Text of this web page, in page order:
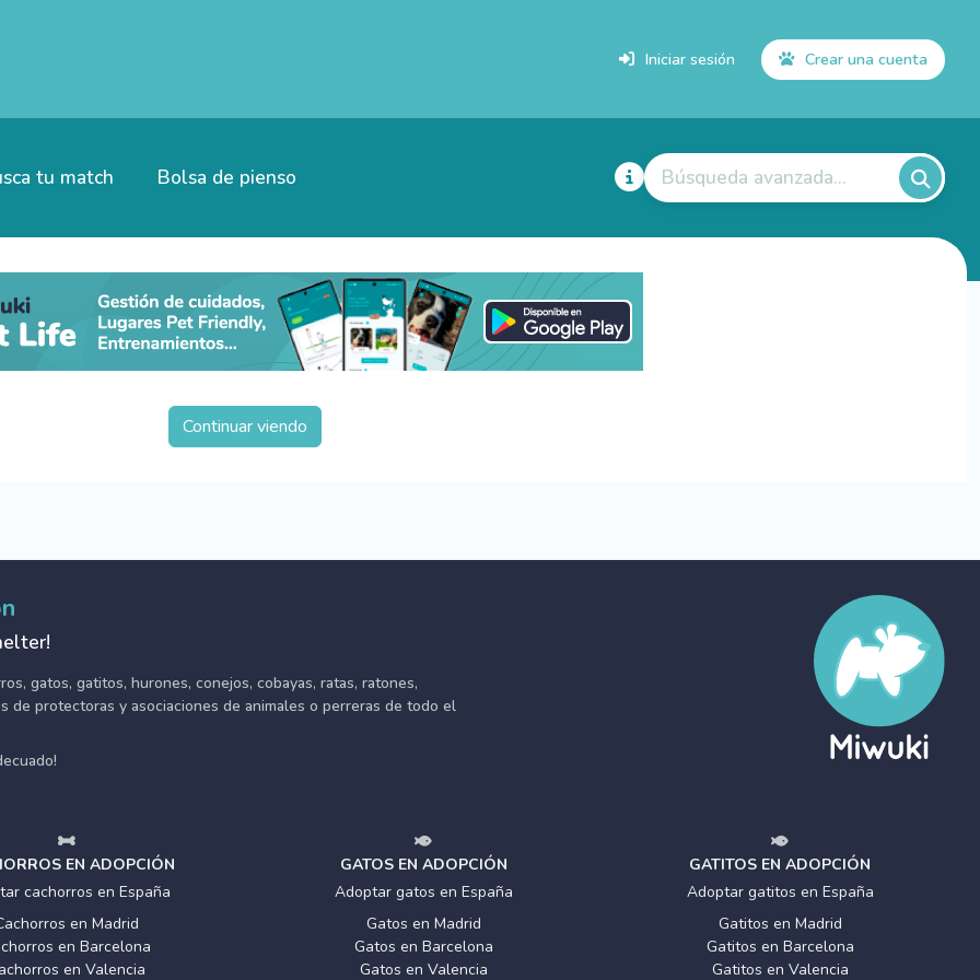
Iniciar sesión Crear una cuenta
tu match Bolsa de pienso Búsqueda avanzada...
Continuar viendo
gatos, gatitos, hurones, conejos, cobayas, ratas, ratones,
de protectoras y asociaciones de animales o perreras de todo el
EN ADOPCIÓN
cachorros en España
en Madrid
en Barcelona
en Valencia
GATOS EN ADOPCIÓN
Adoptar gatos en España
Gatos en Madrid
Gatos en Barcelona
Gatos en Valencia
GATITOS EN ADOPCIÓN
Adoptar gatitos en España
Gatitos en Madrid
Gatitos en Barcelona
Gatitos en Valencia